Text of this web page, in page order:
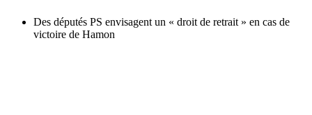
Des députés PS envisagent un « droit de retrait » en cas de
victoire de Hamon